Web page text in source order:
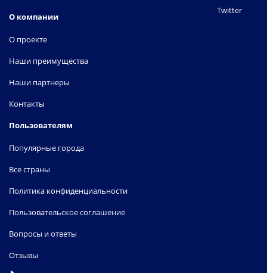
О компании
О проекте
Наши преимущества
Наши партнеры
Контакты
Пользователям
Популярные города
Все страны
Политика конфиденциальности
Пользовательское соглашение
Вопросы и ответы
Отзывы
Twitter